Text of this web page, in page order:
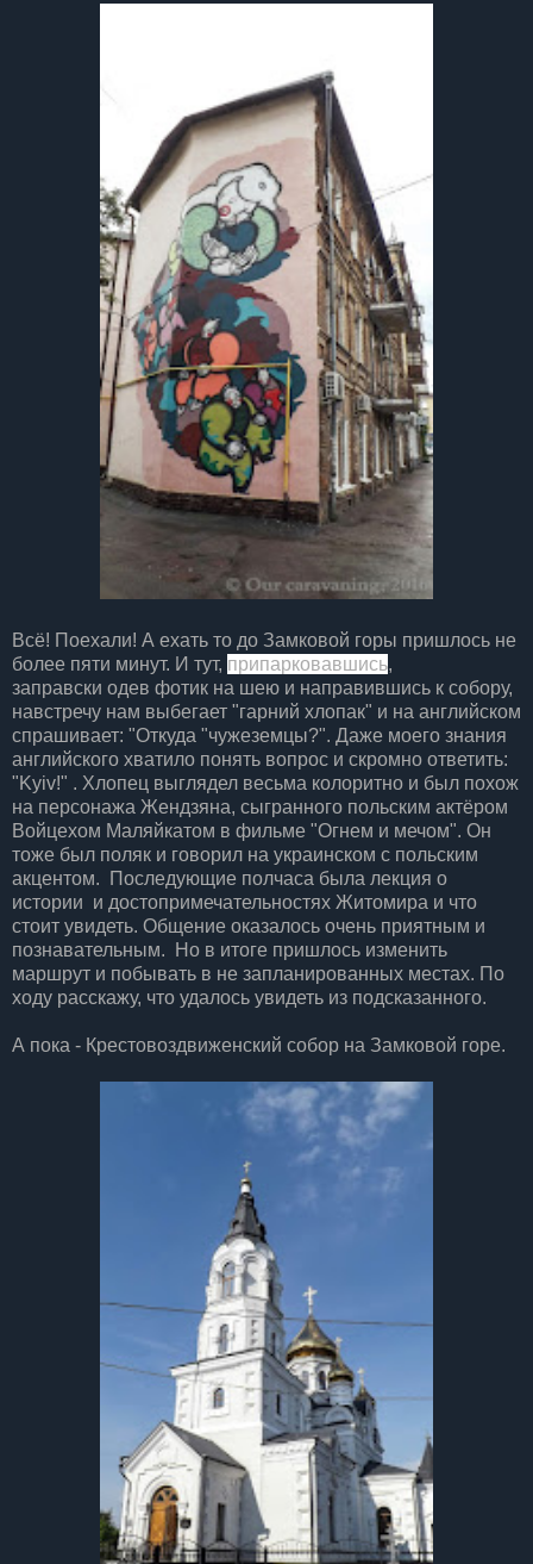
Всё! Поехали! А ехать то до Замковой горы пришлось не
более пяти минут. И тут, припарковавшись,
заправски одев фотик на шею и направившись к собору,
навстречу нам выбегает "гарний хлопак" и на английском
спрашивает: "Откуда "чужеземцы?". Даже моего знания
английского хватило понять вопрос и скромно ответить:
"Kyiv!" . Хлопец выглядел весьма колоритно и был похож
на персонажа Жендзяна, сыгранного польским актёром
Войцехом Маляйкатом в фильме "Огнем и мечом". Он
тоже был поляк и говорил на украинском с польским
акцентом. Последующие полчаса была лекция о
истории и достопримечательностях Житомира и что
стоит увидеть. Общение оказалось очень приятным и
познавательным. Но в итоге пришлось изменить
маршрут и побывать в не запланированных местах. По
ходу расскажу, что удалось увидеть из подсказанного.
А пока - Крестовоздвиженский собор на Замковой горе.